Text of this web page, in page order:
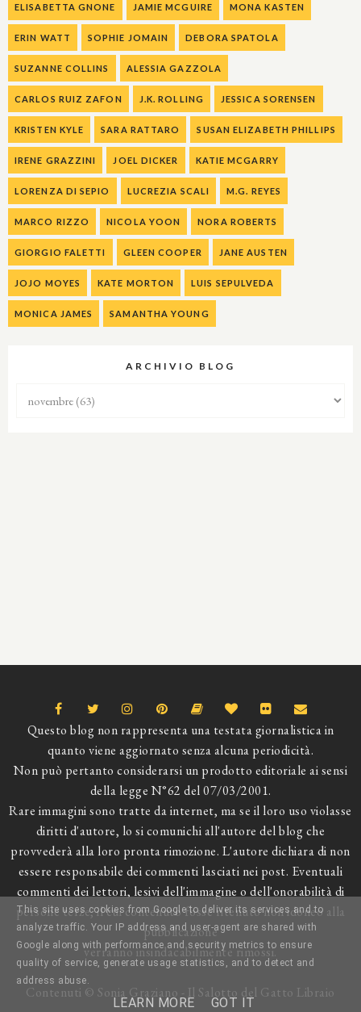
ELISABETTA GNONE JAMIE MCGUIRE MONA KASTEN
ERIN WATT SOPHIE JOMAIN DEBORA SPATOLA
SUZANNE COLLINS ALESSIA GAZZOLA
CARLOS RUIZ ZAFON J.K. ROLLING JESSICA SORENSEN
KRISTEN KYLE SARA RATTARO SUSAN ELIZABETH PHILLIPS
IRENE GRAZZINI JOEL DICKER KATIE MCGARRY
LORENZA DI SEPIO LUCREZIA SCALI M.G. REYES
MARCO RIZZO NICOLA YOON NORA ROBERTS
GIORGIO FALETTI GLEEN COOPER JANE AUSTEN
JOJO MOYES KATE MORTON LUIS SEPULVEDA
MONICA JAMES SAMANTHA YOUNG
ARCHIVIO BLOG
Questo blog non rappresenta una testata giornalistica in
quanto viene aggiornato senza alcuna periodicità.
Non può pertanto considerarsi un prodotto editoriale ai sensi
della legge N°62 del 07/03/2001.
Rare immagini sono tratte da internet, ma se il loro uso violasse
diritti d'autore, lo si comunichi all'autore del blog che
provvederà alla loro pronta rimozione. L'autore dichiara di non
essere responsabile dei commenti lasciati nei post. Eventuali
commenti dei lettori, lesivi dell'immagine o dell'onorabilità di
persone terze, il cui contenuto fosse ritenuto non idoneo alla
pubblicazione
verranno insindacabilmente rimossi.
Contenuti © Sonia Graziano - Il Salotto del Gatto Libraio
This site uses cookies from Google to deliver its services and to
analyze traffic. Your IP address and user-agent are shared with
Google along with performance and security metrics to ensure
quality of service, generate usage statistics, and to detect and
address abuse.
LEARN MORE GOT IT